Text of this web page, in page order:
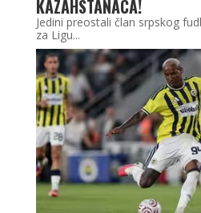
KAZAHSTANACA!
Jedini preostali član srpskog
za Ligu...